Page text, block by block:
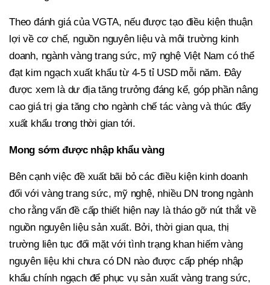
Theo đánh giá của VGTA, nếu được tạo điều kiện thuận
lợi về cơ chế, nguồn nguyên liệu và môi trường kinh
doanh, ngành vàng trang sức, mỹ nghệ Việt Nam có thể
đạt kim ngạch xuất khẩu từ 4-5 tỉ USD mỗi năm. Đây
được xem là dư địa tăng trưởng đáng kể, góp phần nâng
cao giá trị gia tăng cho ngành chế tác vàng và thúc đẩy
xuất khẩu trong thời gian tới.
Mong sớm được nhập khẩu vàng
Bên cạnh việc đề xuất bãi bỏ các điều kiện kinh doanh
đối với vàng trang sức, mỹ nghệ, nhiều DN trong ngành
cho rằng vấn đề cấp thiết hiện nay là tháo gỡ nút thắt về
nguồn nguyên liệu sản xuất. Bởi, thời gian qua, thị
trường liên tục đối mặt với tình trạng khan hiếm vàng
nguyên liệu khi chưa có DN nào được cấp phép nhập
khẩu chính ngạch để phục vụ sản xuất vàng trang sức,